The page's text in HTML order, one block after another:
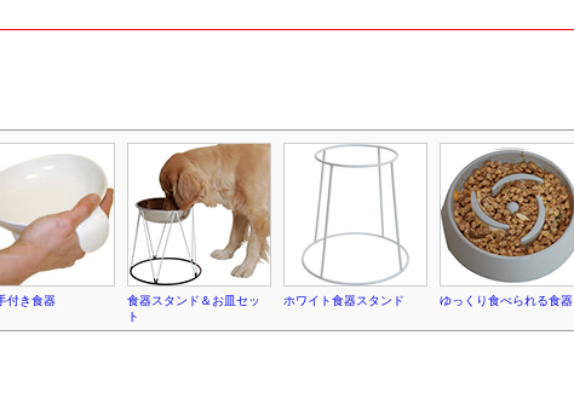
付き食器
食器スタンド＆お皿セッ
ト
ホワイト食器スタンド ゆっくり食べられる食器